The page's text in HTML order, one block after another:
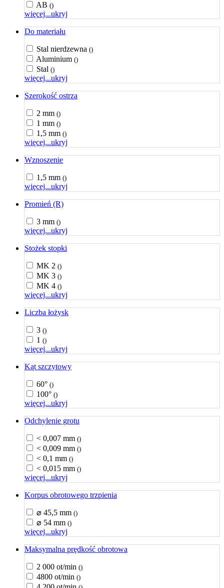
AB ()
więcej...ukryj
Do materiału
Stal nierdzewna ()
Aluminium ()
Stal ()
więcej...ukryj
Szerokość ostrza
2 mm ()
1 mm ()
1,5 mm ()
więcej...ukryj
Wznoszenie
1,5 mm ()
więcej...ukryj
Promień (R)
3 mm ()
więcej...ukryj
Stożek stopki
MK 2 ()
MK 3 ()
MK 4 ()
więcej...ukryj
Liczba łożysk
3 ()
1 ()
więcej...ukryj
Kąt szczytowy
60° ()
100° ()
więcej...ukryj
Odchylenie grotu
< 0,007 mm ()
< 0,009 mm ()
< 0,1 mm ()
< 0,015 mm ()
więcej...ukryj
Korpus obrotowego trzpienia
⌀ 45,5 mm ()
⌀ 54 mm ()
więcej...ukryj
Maksymalna prędkość obrotowa
2 000 ot/min ()
4800 ot/min ()